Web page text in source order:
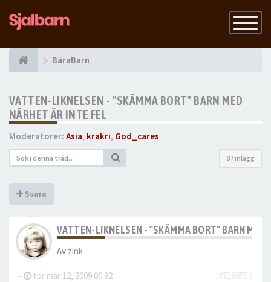
Slå
på
BäraBarn
VATTEN-LIKNELSEN - "SKÄMMA BORT" BARN MED
NÄRHET ÄR INTE FEL
Moderatorer: Asia, krakri, God_cares
87 inlägg
Svara
VATTEN-LIKNELSEN - "SKÄMMA BORT" BARN MED
Av zink
- tor mar 12, 2009 00:32
#7186554